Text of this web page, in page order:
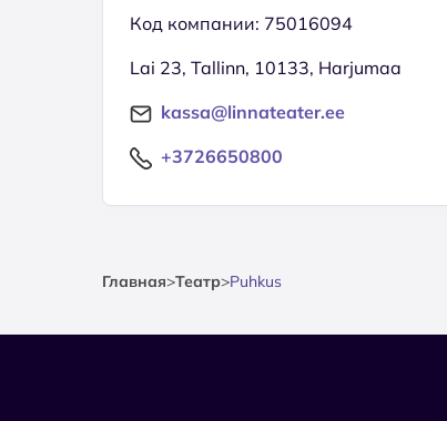
Код компании: 75016094
Lai 23, Tallinn, 10133, Harjumaa
kassa@linnateater.ee
+3726650800
Главная>Театр>Puhkus